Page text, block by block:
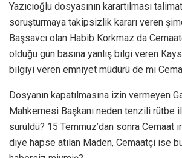
Yazıcıoğlu dosyasının karartılması
soruşturmaya takipsizlik kararı veren
Başsavcı olan Habib Korkmaz da
olduğu gün basına yanlış bilgi veren
bilgiyi veren emniyet müdürü de mi
Dosyanın kapatılmasına izin vermeyen
Mahkemesi Başkanı neden tenzili rütbe
sürüldü? 15 Temmuz’dan sonra Cemaat
diye hapse atılan Maden, Cemaatçi ise